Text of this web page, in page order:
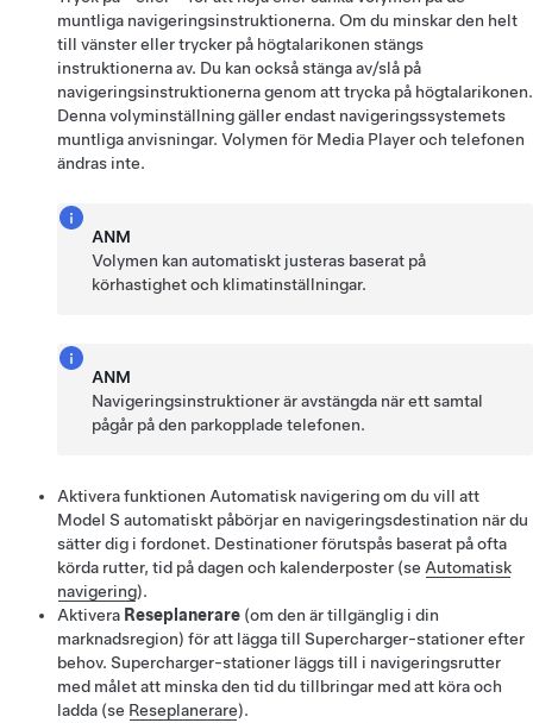
muntliga navigeringsinstruktionerna. Om du minskar den helt
till vänster eller trycker på högtalarikonen stängs
instruktionerna av. Du kan också stänga av/slå på
navigeringsinstruktionerna genom att trycka på högtalarikonen.
Denna volyminställning gäller endast navigeringssystemets
muntliga anvisningar. Volymen för Media Player och telefonen
ändras inte.
ANM
Volymen kan automatiskt justeras baserat på
körhastighet och klimatinställningar.
ANM
Navigeringsinstruktioner är avstängda när ett samtal
pågår på den parkopplade telefonen.
Aktivera funktionen Automatisk navigeringom du vill att
Model S automatiskt påbörjar en navigeringsdestination när du
sätter dig i fordonet. Destinationer förutspås baserat på ofta
körda rutter, tid på dagen och kalenderposter (se Automatisk
navigering).
Aktivera Reseplanerare (om den är tillgänglig i din
marknadsregion) för att lägga till Supercharger-stationer efter
behov. Supercharger-stationer läggs till i navigeringsrutter
med målet att minska den tid du tillbringar med att köra och
ladda (se Reseplanerare).